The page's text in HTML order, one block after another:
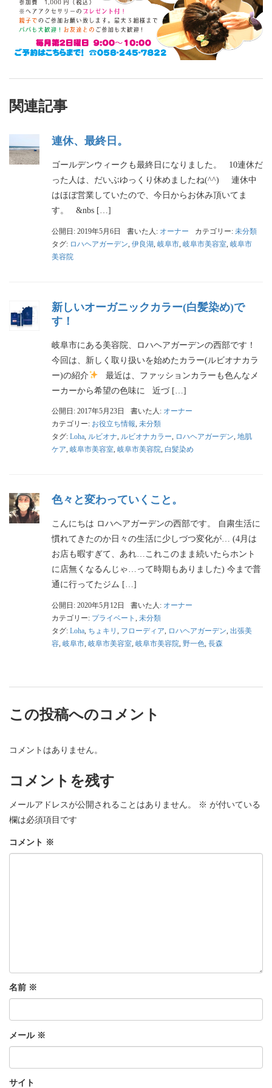
関連記事
連休、最終日。
ゴールデンウィークも最終日になりました。 10連休だ
った人は、だいぶゆっくり休めましたね(^^) 連休中
はほぼ営業していたので、今日からお休み頂いてま
す。 &nbs […]
公開日: 2019年5月6日 書いた人: オーナー カテゴリー: 未分類
タグ: ロハヘアガーデン 伊良湖 岐阜市 岐阜市美容室 岐阜市
美容院
新しいオーガニックカラー(白髪染め)で
す！
岐阜市にある美容院、ロハヘアガーデンの西部です！
今回は、新しく取り扱いを始めたカラー(ルビオナカラ
ー)の紹介
最近は、ファッションカラーも色んなメ
ーカーから希望の色味に 近づ […]
公開日: 2017年5月23日 書いた人: オーナー
カテゴリー: お役立ち情報, 未分類
タグ: Loha, ルビオナ, ルビオナカラー, ロハヘアガーデン, 地肌
ケア, 岐阜市美容室, 岐阜市美容院, 白髪染め
色々と変わっていくこと。
こんにちは ロハヘアガーデンの西部です。 自粛生活に
慣れてきたのか日々の生活に少しづつ変化が… (4月は
お店も暇すぎて、あれ…これこのまま続いたらホント
に店無くなるんじゃ…って時期もありました) 今まで普
通に行ってたジム […]
公開日: 2020年5月12日 書いた人: オーナー
カテゴリー: プライベート
未分類
タグ: Loha ちょキリ フローディア ロハヘアガーデン 出張美
容 岐阜市 岐阜市美容室 岐阜市美容院 野一色 長森
この投稿へのコメント
コメントはありません。
コメントを残す
メールアドレスが公開されることはありません。 ※ が付いている
欄は必須項目です
コメント ※
名前 ※
メール ※
サイト